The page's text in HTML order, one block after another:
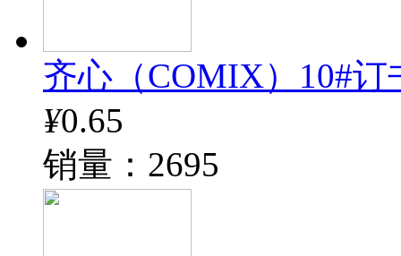
齐心（COMIX）10#订
¥0.65
销量：2695